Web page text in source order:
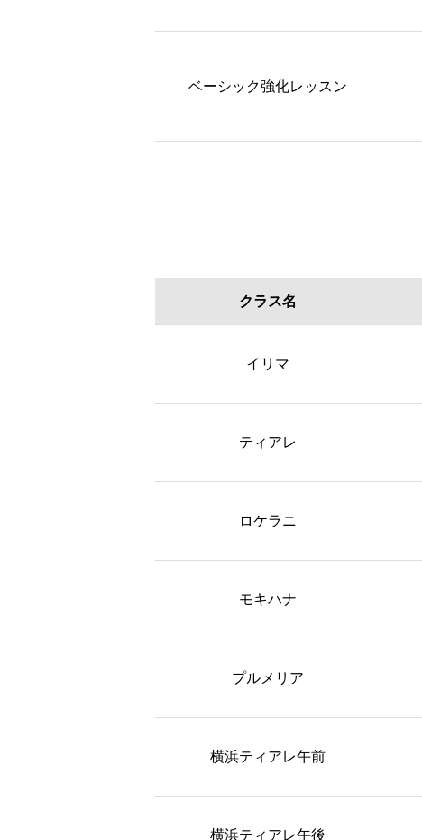
ベーシック強化レッスン
クラス名
イリマ
ティアレ
ロケラニ
モキハナ
プルメリア
横浜ティアレ午前
横浜ティアレ午後